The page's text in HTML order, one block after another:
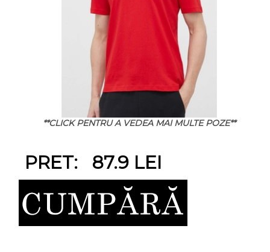
**CLICK PENTRU A VEDEA MAI MULTE POZE**
PRET: 87.9 LEI